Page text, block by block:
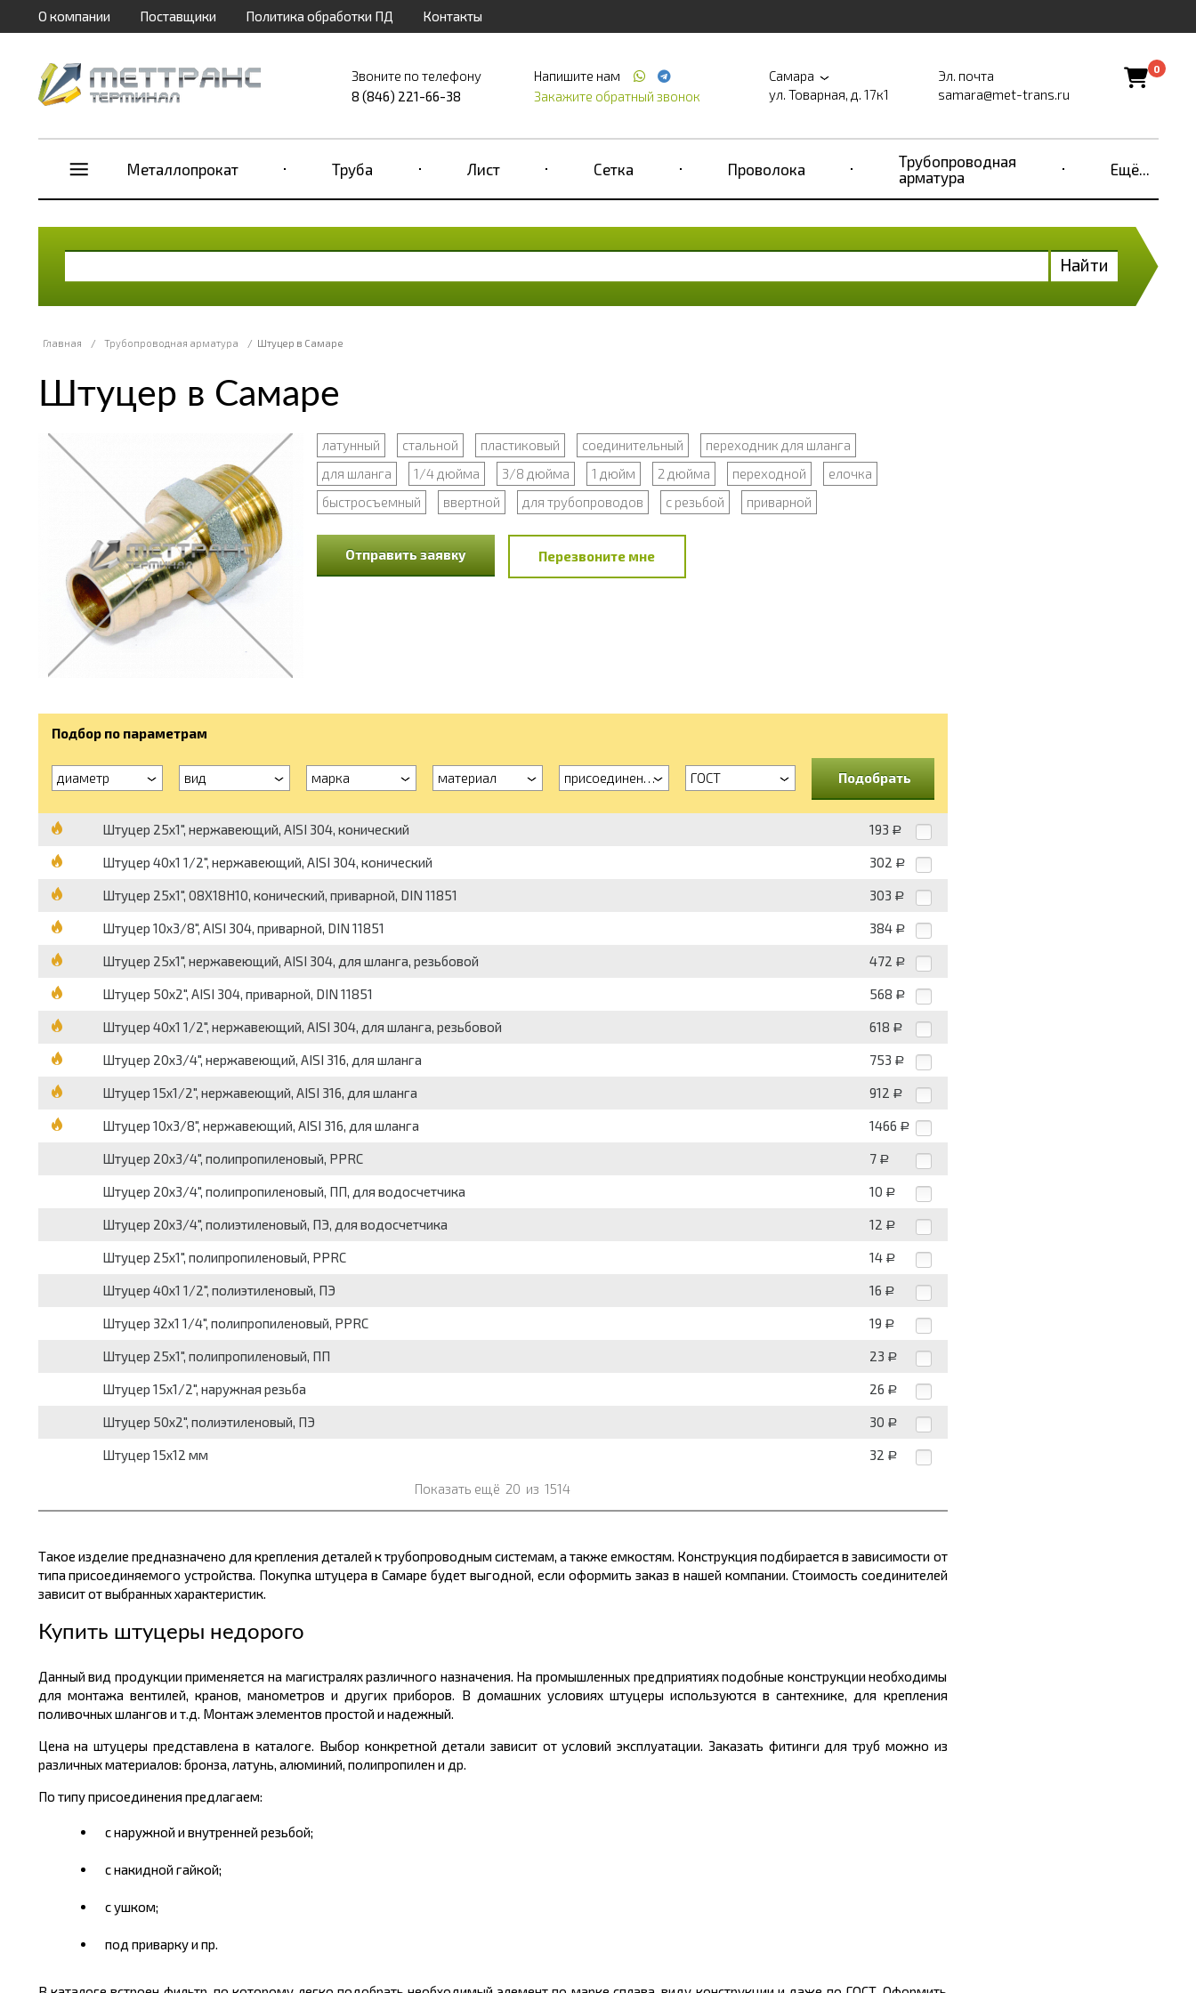
О компании Поставщики Политика обработки ПД Контакты
Звоните по телефону
8 (846) 221-66-38
Напишите нам
Закажите обратный звонок
Самара
ул. Товарная, д. 17к1
Эл. почта
samara@met-trans.ru
0
Металлопрокат Труба Лист Сетка Проволока
Трубопроводная
арматура
Ещё...
Найти
Главная / Трубопроводная арматура / Штуцер в Самаре
Штуцер в Самаре
латунный стальной пластиковый соединительный
переходник для шланга
для шланга
1/4 дюйма 3/8 дюйма 1 дюйм 2 дюйма переходной
елочка
быстросъемный
ввертной для трубопроводов с резьбой приварной
Отправить заявку Перезвоните мне
Подбор по параметрам
диаметр вид марка материал присоединение ГОСТ Подобрать
Штуцер 25х1", нержавеющий, AISI 304, конический 193 Р
Штуцер 40х1 1/2", нержавеющий, AISI 304, конический 302 Р
Штуцер 25х1", 08Х18Н10, конический, приварной, DIN 11851 303 Р
Штуцер 10х3/8", AISI 304, приварной, DIN 11851 384 Р
Штуцер 25х1", нержавеющий, AISI 304, для шланга, резьбовой 472 Р
Штуцер 50х2", AISI 304, приварной, DIN 11851 568 Р
Штуцер 40х1 1/2", нержавеющий, AISI 304, для шланга, резьбовой 618 Р
Штуцер 20х3/4", нержавеющий, AISI 316, для шланга 753 Р
Штуцер 15х1/2", нержавеющий, AISI 316, для шланга 912 Р
Штуцер 10х3/8", нержавеющий, AISI 316, для шланга 1466 Р
Штуцер 20х3/4", полипропиленовый, PPRC 7 Р
Штуцер 20х3/4", полипропиленовый, ПП, для водосчетчика 10 Р
Штуцер 20х3/4", полиэтиленовый, ПЭ, для водосчетчика 12 Р
Штуцер 25х1", полипропиленовый, PPRC 14 Р
Штуцер 40х1 1/2", полиэтиленовый, ПЭ 16 Р
Штуцер 32х1 1/4", полипропиленовый, PPRC 19 Р
Штуцер 25х1", полипропиленовый, ПП 23 Р
Штуцер 15х1/2", наружная резьба 26 Р
Штуцер 50х2", полиэтиленовый, ПЭ 30 Р
Штуцер 15х12 мм 32 Р
Показать ещё 20 из 1514
Такое изделие предназначено для крепления деталей к трубопроводным системам, а также емкостям. Конструкция подбирается в зависимости от
типа присоединяемого устройства. Покупка штуцера в Самаре будет выгодной, если оформить заказ в нашей компании. Стоимость соединителей
зависит от выбранных характеристик.
Купить штуцеры недорого
Данный вид продукции применяется на магистралях различного назначения. На промышленных предприятиях подобные конструкции необходимы
для монтажа вентилей, кранов, манометров и других приборов. В домашних условиях штуцеры используются в сантехнике, для крепления
поливочных шлангов и т.д. Монтаж элементов простой и надежный.
Цена на штуцеры представлена в каталоге. Выбор конкретной детали зависит от условий эксплуатации. Заказать фитинги для труб можно из
различных материалов: бронза, латунь, алюминий, полипропилен и др.
По типу присоединения предлагаем:
с наружной и внутренней резьбой;
с накидной гайкой;
с ушком;
под приварку и пр.